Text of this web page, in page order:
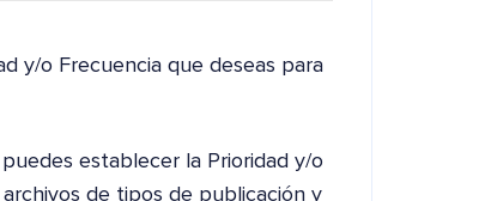
y/o Frecuencia que deseas para
establecer la Prioridad y/o
de tipos de publicación y